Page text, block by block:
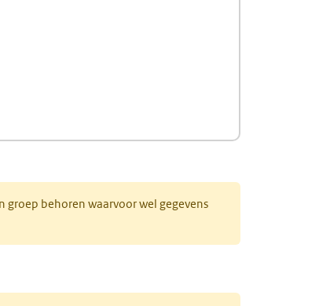
groep behoren waarvoor wel gegevens